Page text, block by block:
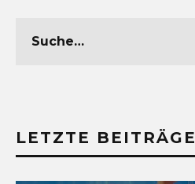
LETZTE BEITRÄGE